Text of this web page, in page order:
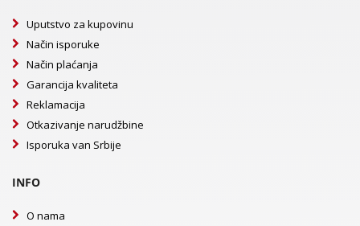
Uputstvo za kupovinu
Način isporuke
Način plaćanja
Garancija kvaliteta
Reklamacija
Otkazivanje narudžbine
Isporuka van Srbije
INFO
O nama